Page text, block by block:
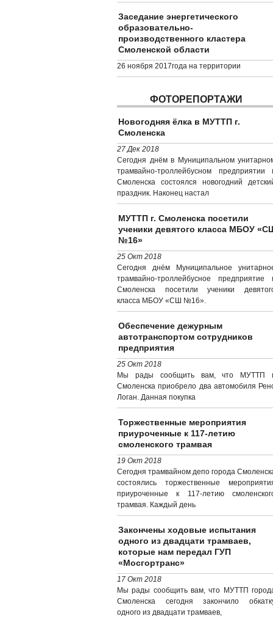
Заседание энергетического
образовательно-
производственного кластера
Смоленской области
26 ноября 2017года на территории
ФОТОРЕПОРТАЖИ
Новогодняя ёлка в МУТТП г.
Смоленска
27 Дек 2018
Сегодня днём в Муниципальном
трамвайно-троллейбусном предприятии
Смоленска состоялся новогодний
праздник. Наконец настал
МУТТП г. Смоленска посетили
ученики девятого класса МБОУ
№16»
25 Окт 2018
Сегодня днём Муниципальное
трамвайно-троллейбусное предприятие
Смоленска посетили ученики
класса МБОУ «СШ №16».
Обеспечение дежурным
автотранспортом сотрудников
предприятия
25 Окт 2018
Мы рады сообщить вам, что МУТТП
Смоленска приобрело два автомобиля
Логан. Данная покупка
Торжественные мероприятия
приуроченные к 117-летию
смоленского трамвая
19 Окт 2018
Сегодня трамвайном депо города
состоялись торжественные
приуроченные к 117-летию
трамвая. Каждый день
Закончены ходовые испытания
одного из двадцати трамваев,
которые нам передал ГУП
«Мосгортранс»
17 Окт 2018
Мы рады сообщить вам, что МУТТП
Смоленска сегодня закончило
одного из двадцати трамваев,